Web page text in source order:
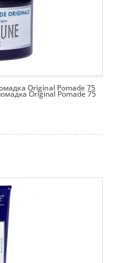
Original Pomade 75
Original Pomade 75